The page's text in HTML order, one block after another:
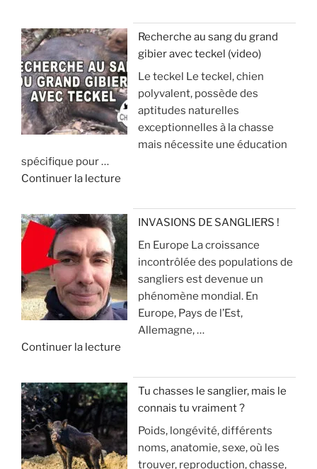
à
v
o
i
r
p
o
i
t
r
q
u
e
o
u
s
a
r
s
é
j
o
u
r
d
e
s
e
»
«
U
n
s
i
l
e
u
p
o
u
r
h
a
s
s
e
Recherche au sang du grand
gibier avec teckel (video)
Le teckel Le teckel, chien
polyvalent, possède des
aptitudes naturelles
exceptionnelles à la chasse
mais nécessite une éducation
spécifique pour …
Continuer la lecture
«
e
c
h
e
e
a
u
s
a
INVASIONS DE SANGLIERS !
En Europe La croissance
incontrôlée des populations de
sangliers est devenue un
phénomène mondial. En
Europe, Pays de l’Est,
Allemagne, …
Continuer la lecture
«
I
N
V
A
Tu chasses le sanglier, mais le
connais tu vraiment ?
Poids, longévité, différents
noms, anatomie, sexe, où les
trouver, reproduction, chasse,